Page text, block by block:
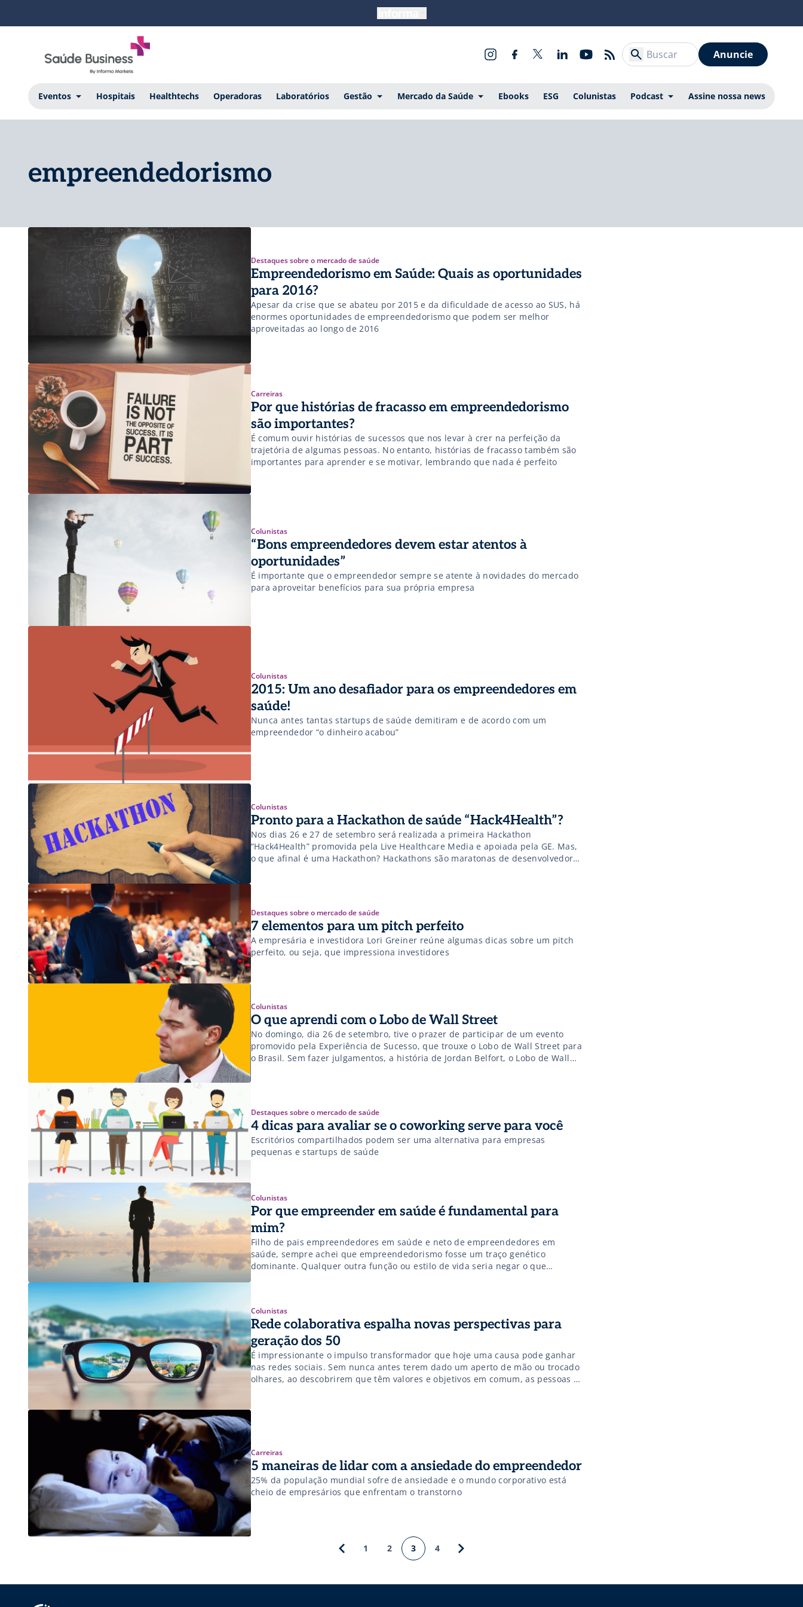
Anuncie
Eventos Hospitais Healthtechs Operadoras Laboratórios Gestão Mercado da Saúde Ebooks ESG Colunistas Podcast Assine nossa news
empreendedorismo
Destaques sobre o mercado de saúde
Empreendedorismo em Saúde: Quais as oportunidades
para 2016?
Apesar da crise que se abateu por 2015 e da dificuldade de acesso ao SUS, há
enormes oportunidades de empreendedorismo que podem ser melhor
aproveitadas ao longo de 2016
Carreiras
Por que histórias de fracasso em empreendedorismo
são importantes?
É comum ouvir histórias de sucessos que nos levar à crer na perfeição da
trajetória de algumas pessoas. No entanto, histórias de fracasso também são
importantes para aprender e se motivar, lembrando que nada é perfeito
Colunistas
“Bons empreendedores devem estar atentos à
oportunidades”
É importante que o empreendedor sempre se atente à novidades do mercado
para aproveitar benefícios para sua própria empresa
Colunistas
2015: Um ano desafiador para os empreendedores em
saúde!
Nunca antes tantas startups de saúde demitiram e de acordo com um
empreendedor “o dinheiro acabou”
Colunistas
Pronto para a Hackathon de saúde “Hack4Health”?
Nos dias 26 e 27 de setembro será realizada a primeira Hackathon
“Hack4Health” promovida pela Live Healthcare Media e apoiada pela GE. Mas,
o que afinal é uma Hackathon? Hackathons são maratonas de desenvolvedores
competições geralmente tem um tema e os melhores […]
Destaques sobre o mercado de saúde
7 elementos para um pitch perfeito
A empresária e investidora Lori Greiner reúne algumas dicas sobre um pitch
perfeito, ou seja, que impressiona investidores
Colunistas
O que aprendi com o Lobo de Wall Street
No domingo, dia 26 de setembro, tive o prazer de participar de um evento
promovido pela Experiência de Sucesso, que trouxe o Lobo de Wall Street para
o Brasil. Sem fazer julgamentos, a história de Jordan Belfort, o Lobo de Wall
Destaques sobre o mercado de saúde
4 dicas para avaliar se o coworking serve para você
Escritórios compartilhados podem ser uma alternativa para empresas
pequenas e startups de saúde
Colunistas
Por que empreender em saúde é fundamental para
mim?
Filho de pais empreendedores em saúde e neto de empreendedores em
saúde, sempre achei que empreendedorismo fosse um traço genético
dominante. Qualquer outra função ou estilo de vida seria negar o que
Colunistas
Rede colaborativa espalha novas perspectivas para
geração dos 50
É impressionante o impulso transformador que hoje uma causa pode ganhar
nas redes sociais. Sem nunca antes terem dado um aperto de mão ou trocado
olhares, ao descobrirem que têm valores e objetivos em comum, as pessoas se
Carreiras
5 maneiras de lidar com a ansiedade do empreendedor
25% da população mundial sofre de ansiedade e o mundo corporativo está
cheio de empresários que enfrentam o transtorno
1 2 3 4